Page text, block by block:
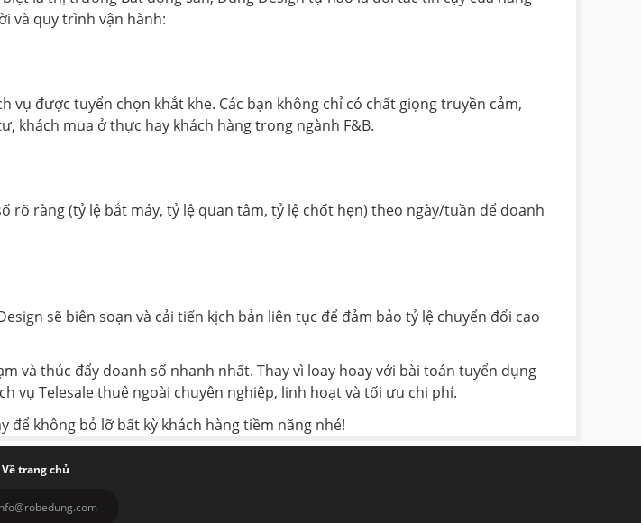
và quy trình vận hành:
vụ được tuyển chọn khắt khe. Các bạn không chỉ có chất giọng truyền cảm,
khách mua ở thực hay khách hàng trong ngành F&B.
rõ ràng (tỷ lệ bắt máy, tỷ lệ quan tâm, tỷ lệ chốt hẹn) theo ngày/tuần để doanh
sẽ biên soạn và cải tiến kịch bản liên tục để đảm bảo tỷ lệ chuyển đổi cao
và thúc đẩy doanh số nhanh nhất. Thay vì loay hoay với bài toán tuyển dụng
vụ Telesale thuê ngoài chuyên nghiệp, linh hoạt và tối ưu chi phí.
để không bỏ lỡ bất kỳ khách hàng tiềm năng nhé!
Về trang chủ